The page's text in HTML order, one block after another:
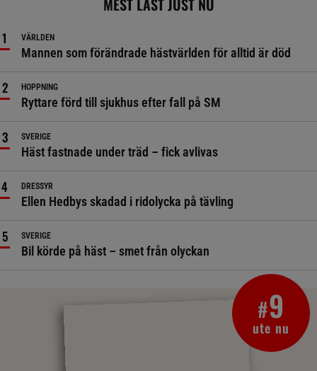
MEST LÄST JUST NU
VÄRLDEN
Mannen som förändrade hästvärlden för alltid är död
HOPPNING
Ryttare förd till sjukhus efter fall på SM
SVERIGE
Häst fastnade under träd – fick avlivas
DRESSYR
Ellen Hedbys skadad i ridolycka på tävling
SVERIGE
Bil körde på häst – smet från olyckan
#9
ute nu